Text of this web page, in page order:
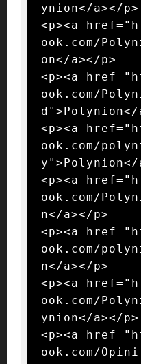
ynion</a></p>
<p><a
ook.com/
on</a></p>
<p><a
ook.com/
d">Polynion</
<p><a
ook.com/
y">Polynion</
<p><a
ook.com/
n</a></p>
<p><a
ook.com/
n</a></p>
<p><a
ook.com/
ynion</a></p>
<p><a
ook.com/